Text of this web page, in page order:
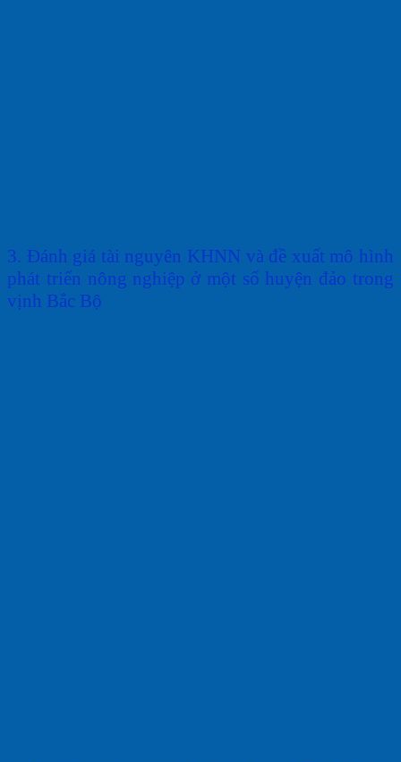
3. Đánh giá tài nguyên KHNN và đề xuất mô hình
phát triển nông nghiệp ở một số huyện đảo trong
vịnh Bắc Bộ